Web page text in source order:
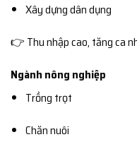
Xây dựng dân dụng
👉 Thu nhập cao, tăng ca
Ngành nông nghiệp
Trồng trọt
Chăn nuôi